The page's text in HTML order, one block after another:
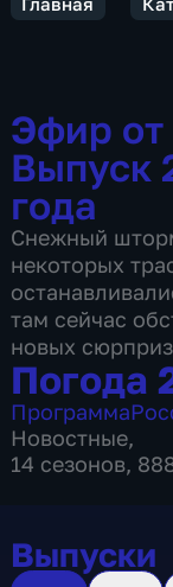
Эфир от
Выпуск
года
Снежный
некоторых
там сейчас
новых
Погода
Программа
Новостные,
14 сезонов,
Выпуски